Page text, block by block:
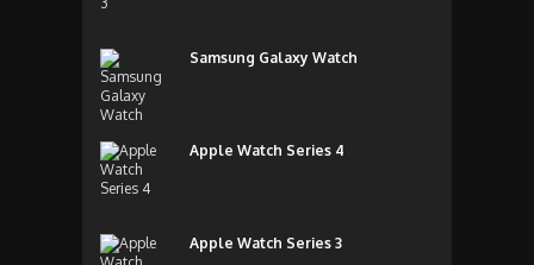
Samsung Galaxy Watch
Apple Watch Series 4
Apple Watch Series 3